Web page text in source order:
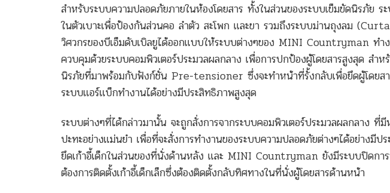
สำหรับระบบความปลอดภัยภายในห้องโดยสาร ทั้งในส่วนของระบบเข็มขัดนิรภัย
ในตัวเบาะเพื่อป้องกันส่วนคอ ลำตัว สะโพก และขา รวมถึงระบบม่านถุงลม
วิศวกรของบีเอ็มดับเบิลยูได้ออกแบบให้ระบบต่างๆของ MINI Countryman ทำ
ควบคุมด้วยระบบคอมพิวเตอร์ประมวลผลกลาง เพื่อการปกป้องผู้โดยสารสูงสุด ส
นิรภัยที่มาพร้อมกับฟังก์ชั่น Pre-tensioner ซึ่งจะทำหน้าที่รั้งกลับเพื่อยึดผู้โดยสา
ระบบแอร์แบ็กทำงานได้อย่างมีประสิทธิภาพสูงสุด
ระบบต่างๆที่ได้กล่าวมานั้น จะถูกสั่งการจากระบบคอมพิวเตอร์ประมวลผลกลาง
ปะทะอย่างแม่นยำ เพื่อที่จะสั่งการทำงานของระบบความปลอดภัยต่างๆได้อย่างมี
ยึดเก้าอี้เด็กในส่วนของที่นั่งด้านหลัง และ MINI Countryman ยังมีระบบปิดก
ต้องการติดตั้งเก้าอี้เด็กเล็กซึ่งต้องติดตั้งกลับทิศทางในที่นั่งผู้โดยสารด้านหน้า